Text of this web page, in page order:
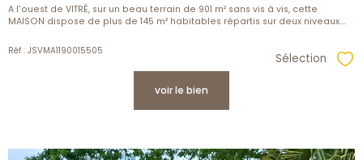
A l'ouest de VITRÉ, sur un beau terrain de 901 m² sans vis à vis, cette
MAISON dispose de plus de 145 m² habitables répartis sur deux niveaux....
Réf : JSVMA1190015505
Sélection
voir le bien